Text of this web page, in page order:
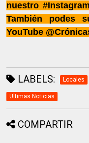
nuestro
También podes
YouTube
LABELS: Locales
Ultimas Noticias
COMPARTIR